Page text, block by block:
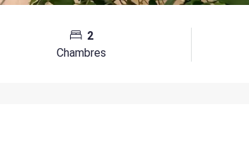
2
Chambres